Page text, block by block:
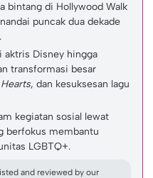
bintang di Hollywood Walk
puncak dua dekade
aktris Disney hingga
transformasi besar
, dan kesuksesan lagu
kegiatan sosial lewat
berfokus membantu
LGBTQ+.
and reviewed by our